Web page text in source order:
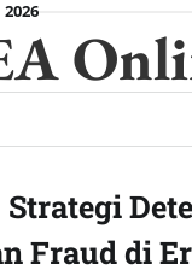
Fraud di